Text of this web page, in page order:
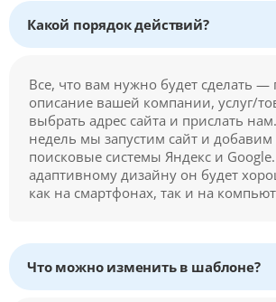
Какой порядок действий?
Все, что вам нужно будет сделать —
описание вашей компании, услуг/
выбрать адрес сайта и прислать
недель мы запустим сайт и добавим
поисковые системы Яндекс и
адаптивному дизайну он будет
как на смартфонах, так и на
Что можно изменить в шаблоне?